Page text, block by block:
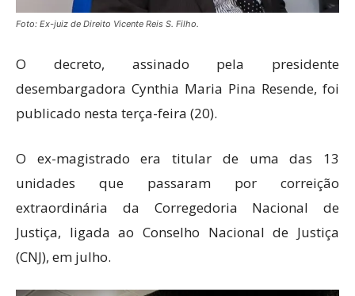
Foto: Ex-juiz de Direito Vicente Reis S. Filho.
O decreto, assinado pela presidente
desembargadora Cynthia Maria Pina Resende, foi
publicado nesta terça-feira (20).
O ex-magistrado era titular de uma das 13
unidades que passaram por correição
extraordinária da Corregedoria Nacional de
Justiça, ligada ao Conselho Nacional de Justiça
(CNJ), em julho.